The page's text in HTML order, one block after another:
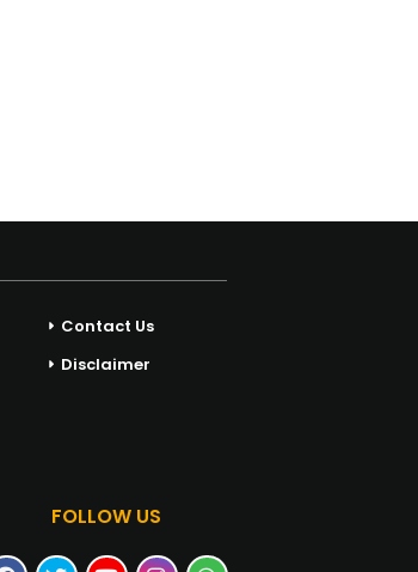
Contact Us
Disclaimer
FOLLOW US